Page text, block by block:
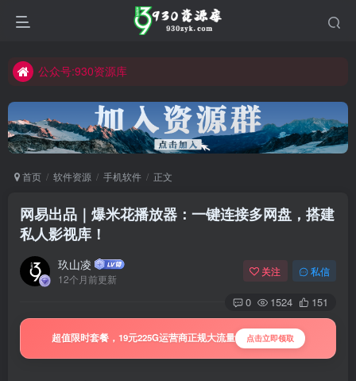
公众号:930资源库
首页 软件资源 手机软件 正文
网易出品｜爆米花播放器：一键连接多网盘，搭建
私人影视库！
玖山凌
12个月前更新
关注 私信
0 1524 151
超值限时套餐，19元225G运营商正规大流量 点击立即领取